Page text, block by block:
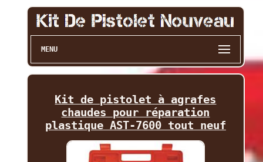
MENU
Kit de pistolet à agrafes
chaudes pour réparation
plastique AST-7600 tout neuf